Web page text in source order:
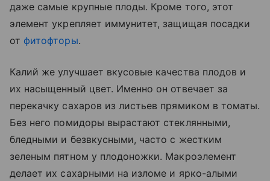
даже самые крупные плоды. Кроме того, этот
элемент укрепляет иммунитет, защищая посадки
от фитофторы.
Калий же улучшает вкусовые качества плодов и
их насыщенный цвет. Именно он отвечает за
перекачку сахаров из листьев прямиком в томаты.
Без него помидоры вырастают стеклянными,
бледными и безвкусными, часто с жестким
зеленым пятном у плодоножки. Макроэлемент
делает их сахарными на изломе и ярко-алыми